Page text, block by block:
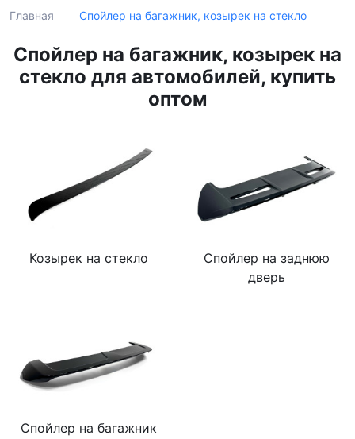
Главная Спойлер на багажник, козырек на стекло
Спойлер на багажник, козырек на
стекло для автомобилей, купить
оптом
Козырек на стекло
Спойлер на заднюю
дверь
Спойлер на багажник